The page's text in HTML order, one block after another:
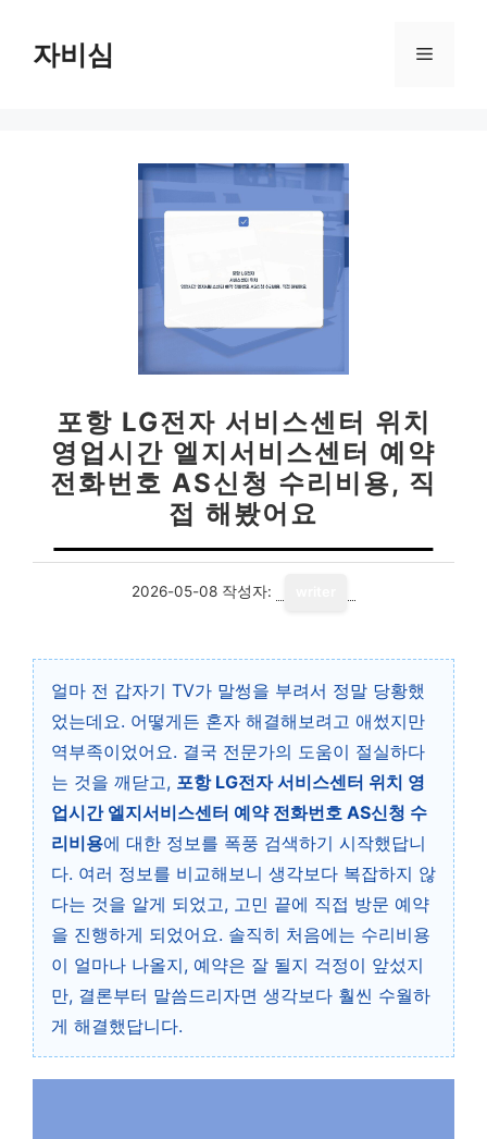
자비심 메
포항 LG전자 서비스센터 위치
영업시간 엘지서비스센터 예약
전화번호 AS신청 수리비용, 직
접 해봤어요
2026-05-08 작성자:
얼마 전 갑자기 TV가 말썽을 부려서 정말 당황했
었는데요. 어떻게든 혼자 해결해보려고 애썼지만
역부족이었어요. 결국 전문가의 도움이 절실하다
는 것을 깨닫고, 포항 LG전자 서비스센터 위치 영
업시간 엘지서비스센터 예약 전화번호 AS신청 수
리비용에 대한 정보를 폭풍 검색하기 시작했답니
다. 여러 정보를 비교해보니 생각보다 복잡하지 않
다는 것을 알게 되었고, 고민 끝에 직접 방문 예약
을 진행하게 되었어요. 솔직히 처음에는 수리비용
이 얼마나 나올지, 예약은 잘 될지 걱정이 앞섰지
만, 결론부터 말씀드리자면 생각보다 훨씬 수월하
게 해결했답니다.